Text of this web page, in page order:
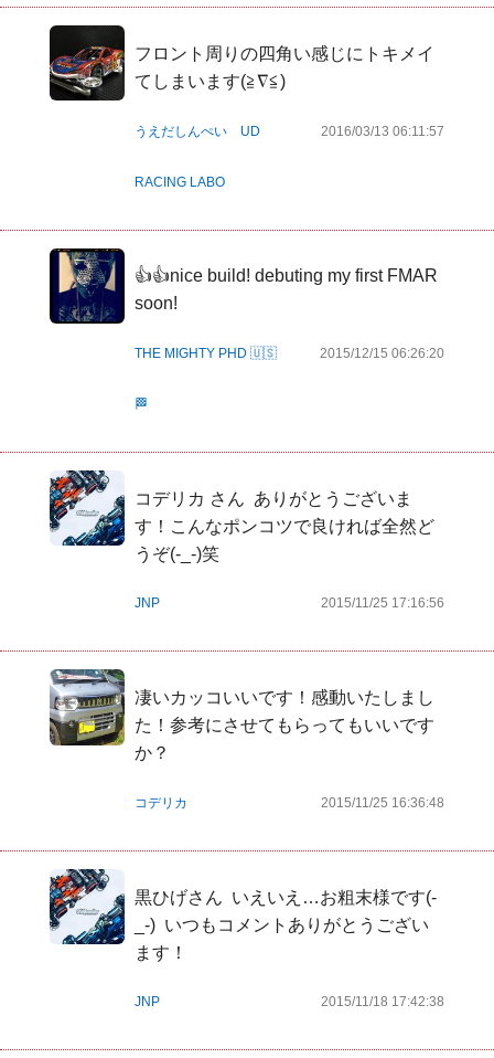
フロント周りの四角い感じにトキメイ
てしまいます(≧∇≦)
うえだしんぺい UD
RACING LABO
2016/03/13 06:11:57
👍👍nice build! debuting my first FMAR
soon!
THE MIGHTY PHD 🇺🇸
🏁
2015/12/15 06:26:20
コデリカ さん  ありがとうございま
す！こんなポンコツで良ければ全然ど
うぞ(-_-)笑
JNP 2015/11/25 17:16:56
凄いカッコいいです！感動いたしまし
た！参考にさせてもらってもいいです
か？
コデリカ 2015/11/25 16:36:48
黒ひげさん  いえいえ…お粗末様です(-
_-)  いつもコメントありがとうござい
ます！
JNP 2015/11/18 17:42:38